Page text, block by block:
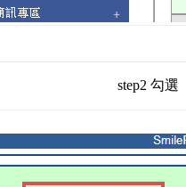
step2 勾